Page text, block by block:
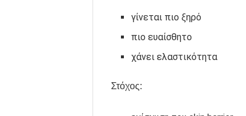
γίνεται πιο ξηρό
πιο ευαίσθητο
χάνει ελαστικότητα
Στόχος: